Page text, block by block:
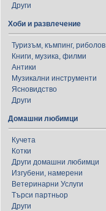
Други
Хоби и развлечение
Туризъм, къмпинг, риболов
Книги, музика, филми
Антики
Музикални инструменти
Ясновидство
Други
Домашни любимци
Кучета
Котки
Други домашни любимци
Изгубени, намерени
Ветеринарни Услуги
Търси партньор
Други